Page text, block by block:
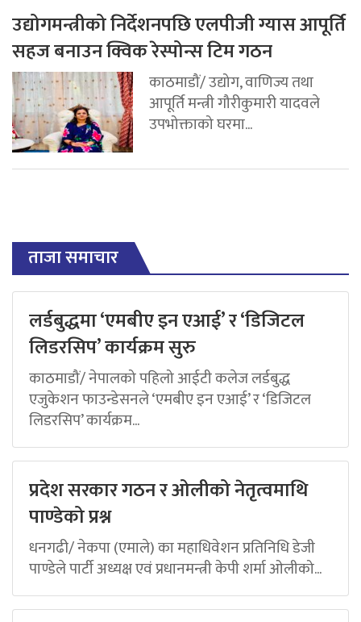
उद्योगमन्त्रीको निर्देशनपछि एलपीजी ग्यास आपूर्ति
सहज बनाउन क्विक रेस्पोन्स टिम गठन
काठमाडौं/ उद्योग, वाणिज्य तथा
आपूर्ति मन्त्री गौरीकुमारी यादवले
उपभोक्ताको घरमा...
ताजा समाचार
लर्डबुद्धमा ‘एमबीए इन एआई’ र ‘डिजिटल
लिडरसिप’ कार्यक्रम सुरु
काठमाडौं/ नेपालको पहिलो आईटी कलेज लर्डबुद्ध
एजुकेशन फाउन्डेसनले ‘एमबीए इन एआई’ र ‘डिजिटल
लिडरसिप’ कार्यक्रम...
प्रदेश सरकार गठन र ओलीको नेतृत्वमाथि
पाण्डेको प्रश्न
धनगढी/ नेकपा (एमाले) का महाधिवेशन प्रतिनिधि डेजी
पाण्डेले पार्टी अध्यक्ष एवं प्रधानमन्त्री केपी शर्मा ओलीको...